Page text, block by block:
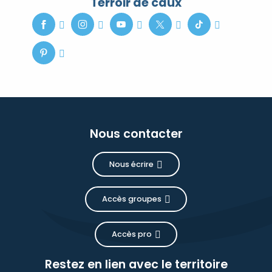
Nous contacter
Nous écrire
Accès groupes
Accès pro
Restez en lien avec le territoire